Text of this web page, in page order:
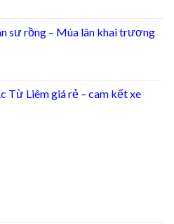
sư rồng – Múa lân khai trương
Từ Liêm giá rẻ – cam kết xe